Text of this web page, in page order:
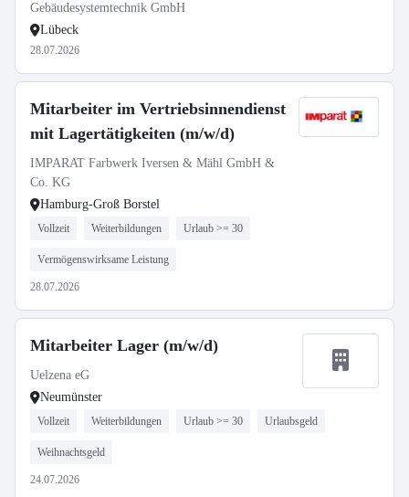
Gebäudesystemtechnik GmbH
Lübeck
28.07.2026
Mitarbeiter im Vertriebsinnendienst
mit Lagertätigkeiten (m/w/d)
IMPARAT Farbwerk Iversen & Mähl GmbH &
Co. KG
Hamburg-Groß Borstel
Vollzeit Weiterbildungen Urlaub >= 30
Vermögenswirksame Leistung
28.07.2026
Mitarbeiter Lager (m/w/d)
Uelzena eG
Neumünster
Vollzeit Weiterbildungen Urlaub >= 30 Urlaubsgeld
Weihnachtsgeld
24.07.2026